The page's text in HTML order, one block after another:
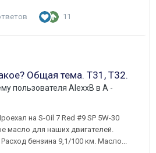
11
Общая тема. Т31, Т32.
пользователя AlexxB в A -
на S-Oil 7 Red #9 SP 5W-30
масло для наших двигателей.
бензина 9,1/100 км. Масло...